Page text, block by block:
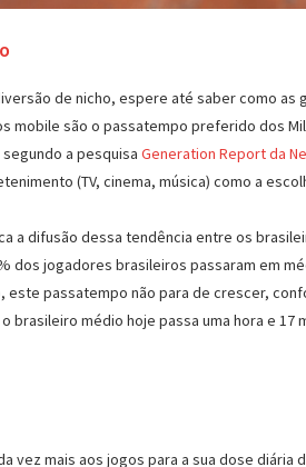
de nicho, espere até saber como as
mobile são o passatempo preferido dos
a pesquisa Generation Report da
(TV, cinema, música) como a
a difusão dessa tendência entre os
dos jogadores brasileiros passaram em
passatempo não para de crescer,
brasileiro médio hoje passa uma hora e 17
vez mais aos jogos para a sua dose diária